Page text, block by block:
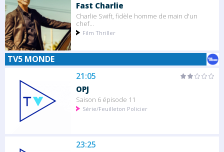
Fast Charlie
Charlie Swift, fidèle homme de main d'un
chef...
Film Thriller
TV5 MONDE
21:05
OPJ
Saison 6 épisode 11
Série/Feuilleton Policier
23:25